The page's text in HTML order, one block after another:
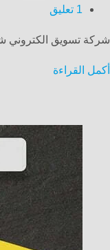
1 تعليق
شركة تسويق الكتروني شركة تسويق الكتروني أكثر من
أكمل القراءة